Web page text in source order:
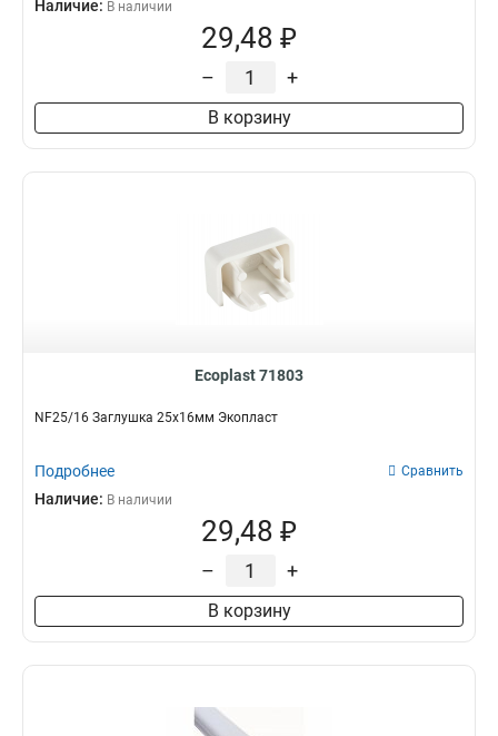
Наличие: В наличии
29,48 ₽
– +
В корзину
Ecoplast 71803
NF25/16 Заглушка 25х16мм Экопласт
Подробнее Сравнить
Наличие: В наличии
29,48 ₽
– +
В корзину